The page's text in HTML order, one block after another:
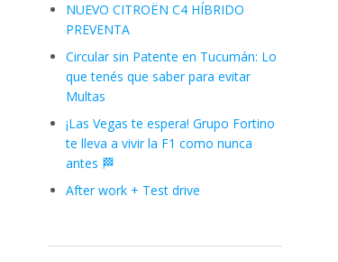
NUEVO CITROËN C4 HÍBRIDO
PREVENTA
Circular sin Patente en Tucumán: Lo
que tenés que saber para evitar
Multas
¡Las Vegas te espera! Grupo Fortino
te lleva a vivir la F1 como nunca
antes 🏁
After work + Test drive